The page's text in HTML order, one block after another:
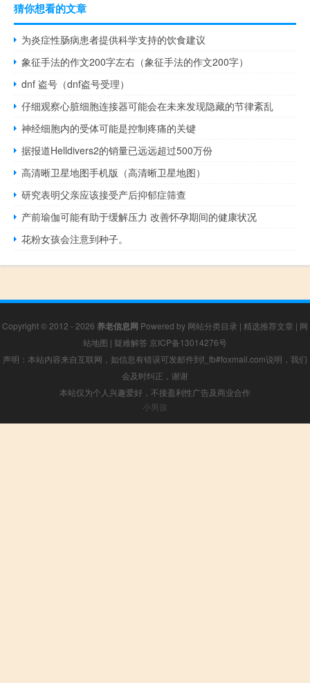
猜你想看的文章
为炎症性肠病患者提供科学支持的饮食建议
象征手法的作文200字左右（象征手法的作文200字）
dnf 盗号（dnf盗号受理）
仔细观察心脏细胞连接器可能会在未来发现隐藏的节律紊乱
神经细胞内的受体可能是控制疼痛的关键
据报道Helldivers2的销量已远远超过500万份
高清晰卫星地图手机版（高清晰卫星地图）
研究表明父亲应该接受产后抑郁症筛查
产前瑜伽可能有助于缓解压力 改善怀孕期间的健康状况
花粉女孩会注意到种子。
Copyright © 2012 - 2026 养老信息网 Powered by 网站分类目录 | 精选推荐文章 | 网
站地图 | 疑难解答 京ICP备13014276号
声明：本站内容来自互联网，如信息有错误可发邮件到f_fb#foxmail.com说明，我们
会及时纠正，谢谢
本站仅为个人兴趣爱好，不接盈利性广告及商业合作
小男孩